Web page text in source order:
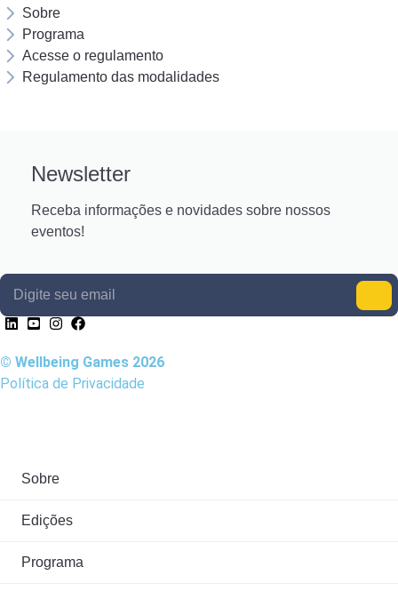
Sobre
Programa
Acesse o regulamento
Regulamento das modalidades
Newsletter
Receba informações e novidades sobre nossos
eventos!
Digite seu email
© Wellbeing Games 2026
Política de Privacidade
Sobre
Edições
Programa